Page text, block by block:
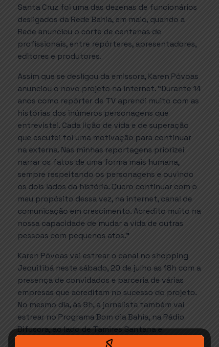
Santa Cruz foi uma das dezenas de funcionários
desligados da Rede Bahia, em maio, quando a
Rede anunciou o corte de centenas de
profissionais, entre repórteres, apresentadores,
editores e produtores.
Assim que se desligou da emissora, Karen Póvoas
anunciou o novo projeto na internet. “Durante 14
anos como repórter de TV aprendi muito com as
histórias dos inúmeros personagens que
entrevistei. Cada lição de vida e de superação
que escutei foi uma motivação para continuar
na externa. Nas minhas reportagens priorizei
narrar os fatos de uma forma mais humana,
sempre respeitando os personagens e ouvindo
os dois lados da história. Quero continuar com o
meu propósito dessa vez, na internet, canal de
comunicação em crescimento. Acredito muito na
nossa capacidade de mudar a vida de outras
pessoas com pequenos atos.”
Karen Póvoas vai estrear o canal no shopping
Jequitibá neste sábado, 20 de julho as 18h com a
presença de convidados e parceria de várias
empresas que acreditam no sucesso do projeto.
No mesmo dia, às 8h, a jornalista também vai
estrear no Programa Bom dia Bahia, na Rádio
Difusora, ao lado de Tamires Santana e
Ederivaldo Benedito. O programa no rádio será